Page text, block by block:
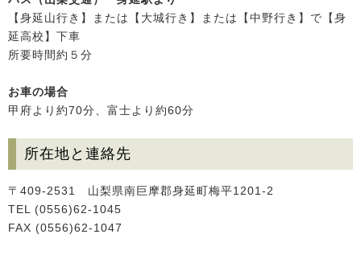
【身延山行き】または【大城行き】または【中野行き】で【身
延高校】下車
所要時間約５分
お車の場合
甲府より約70分、富士より約60分
所在地と連絡先
〒409-2531 山梨県南巨摩郡身延町梅平1201-2
TEL (0556)62-1045
FAX (0556)62-1047